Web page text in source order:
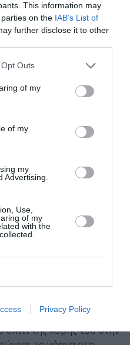
This information may
on the IAB’s List of
further disclose it to other
Outs
of my
of my
my
Advertising.
Use,
of my
with the
Privacy Policy
δεν μπορούν να
για ανθρώπους που
τα στρατόπεδα συγχρόνως.
για την ώρα. Πόσοι
είναι ούτε φυλακισμένοι
πύλη; Γλίτωσα από τα
να γλιτώσω και από τη
το
«Βίος και πολιτεία
πια εποχή,
πολλούς το καλύτερο
στην
καθηγητή
συνάπτει με φοιτήτριά
και
του. Έπειτα από αυτήν
σπίτι της κόρης του στην